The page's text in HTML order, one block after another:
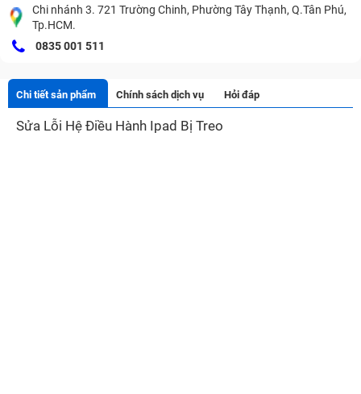
Chi nhánh 3. 721 Trường Chinh, Phường Tây Thạnh, Q.Tân Phú,
Tp.HCM.
0835 001 511
Chi tiết sản phẩm Chính sách dịch vụ Hỏi đáp
Sửa Lỗi Hệ Điều Hành Ipad Bị Treo